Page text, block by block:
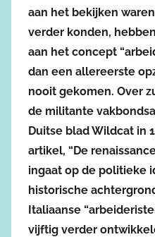
aan het bekijken
verder konden,
aan het concept
dan een allereerste
nooit gekomen. Over
de militante
Duitse blad Wildcat in
artikel, “De
ingaat op de politieke
historische
Italiaanse
vijftig verder